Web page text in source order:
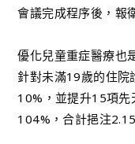
會議完成程序後，報
優化兒童重症醫療也
針對未滿19歲的住院
10%，並提升15項先
104%，合計挹注